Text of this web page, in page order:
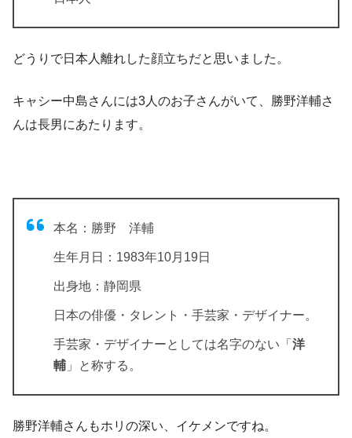
どうりで日本人離れした顔立ちだと思いました。
キャシー中島さんには3人のお子さんがいて、勝野洋輔さ
んは長男にあたります。
本名： 勝野 洋輔
生年月日：1983年10月19日
出身地：静岡県
日本の俳優・タレント・手芸家・デザイナー。
手芸家・デザイナーとしては名字のない「 洋
輔 」と称する。
勝野洋輔さんもホリの深い、イケメンですね。